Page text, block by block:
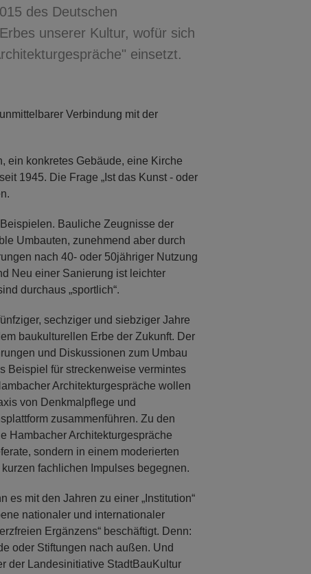
des Deutschen
unserer Kultur, wofür sich
einsetzt.
Verbindung mit der
ein konkretes Gebäude, eine Kirche
1945. Die Frage „Ist das Kunst - oder
Bauliche Zeugnisse der
Umbauten, zunehmend aber durch
nach 40- oder 50jähriger Nutzung
Neu einer Sanierung ist leichter
durchaus „sportlich“.
sechziger und siebziger Jahre
baukulturellen Erbe der Zukunft. Der
und Diskussionen zum Umbau
Beispiel für streckenweise vermintes
Architekturgespräche wollen
von Denkmalpflege und
zusammenführen. Zu den
Hambacher Architekturgespräche
sondern in einem moderierten
fachlichen Impulses begegnen.
es mit den Jahren zu einer „Institution“
nationaler und internationaler
Ergänzens“ beschäftigt. Denn:
oder Stiftungen nach außen. Und
der Landesinitiative StadtBauKultur